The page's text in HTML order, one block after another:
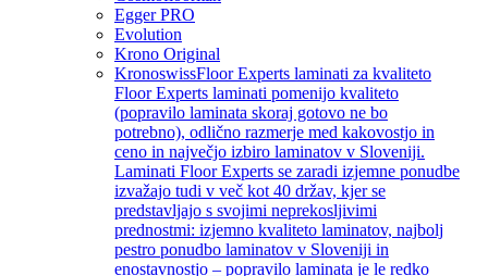
Egger PRO
Evolution
Krono Original
KronoswissFloor Experts laminati za kvaliteto
Floor Experts laminati pomenijo kvaliteto
(popravilo laminata skoraj gotovo ne bo
potrebno), odlično razmerje med kakovostjo in
ceno in največjo izbiro laminatov v Sloveniji.
Laminati Floor Experts se zaradi izjemne ponudbe
izvažajo tudi v več kot 40 držav, kjer se
predstavljajo s svojimi neprekosljivimi
prednostmi: izjemno kvaliteto laminatov, najbolj
pestro ponudbo laminatov v Sloveniji in
enostavnostjo – popravilo laminata je le redko